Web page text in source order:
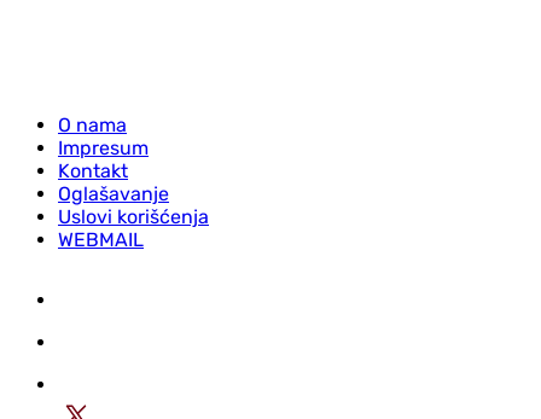
O nama
Impresum
Kontakt
Oglašavanje
Uslovi korišćenja
WEBMAIL